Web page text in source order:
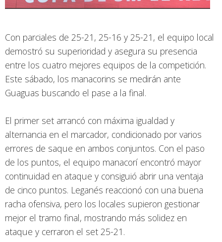
Con parciales de 25-21, 25-16 y 25-21, el equipo local
demostró su superioridad y asegura su presencia
entre los cuatro mejores equipos de la competición.
Este sábado, los manacorins se medirán ante
Guaguas buscando el pase a la final.
El primer set arrancó con máxima igualdad y
alternancia en el marcador, condicionado por varios
errores de saque en ambos conjuntos. Con el paso
de los puntos, el equipo manacorí encontró mayor
continuidad en ataque y consiguió abrir una ventaja
de cinco puntos. Leganés reaccionó con una buena
racha ofensiva, pero los locales supieron gestionar
mejor el tramo final, mostrando más solidez en
ataque y cerraron el set 25-21.